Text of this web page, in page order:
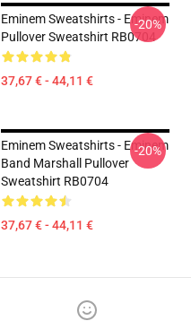
Eminem Sweatshirts - Eminem
Pullover Sweatshirt RB0704
37,67 € - 44,11 €
-20%
Eminem Sweatshirts - Eminem
Band Marshall Pullover
Sweatshirt RB0704
37,67 € - 44,11 €
-20%